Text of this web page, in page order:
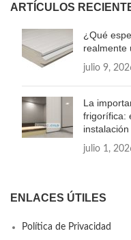
ARTÍCULOS
¿Qué
realmente
julio 9,
La
frigorífica:
instalación
julio 1,
ENLACES ÚTILES
Política de Privacidad